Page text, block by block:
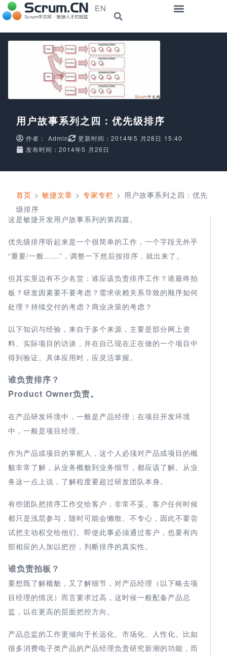
EN
用户故事系列之四：优先级排序
作者： Admin
更新时间：2014年5 月28日 15:40
发布时间：2014年5 月26日
首页 > 敏捷文章 > 专家专栏 > 用户故事系列之四：优先
级排序
这是敏捷开发用户故事系列的第四篇。
优先级排序听起来是一个很简单的工作，一个字段无外乎
“重要/一般……”，调整一下然后按排序，就出来了。
但其实里边有不少名堂：谁应该负责排序工作？谁最终拍
板？研发因素要不要考虑？需求依赖关系导致的顺序如何
处理？持续交付的考虑？商业决策的考虑？
以下知识与经验，来自于多个来源，主要是部分网上资
料、实际项目的访谈，并在自己现在正在做的一个项目中
得到验证。具体应用时，应灵活掌握。
谁负责排序？
Product Owner负责。
在产品研发环境中，一般是产品经理；在项目开发环境
中，一般是项目经理。
作为产品或项目的掌舵人，这个人必须对产品或项目的概
貌非常了解，从业务概貌到业务细节，都应该了解。从业
务这一点上说，了解程度要超过研发团队本身。
有些团队把排序工作交给客户，非常不妥。客户任何时候
都只是浅层参与，随时可能会懒散、不专心，因此不要尝
试把主动权交给他们。即使此事必须通过客户，也要有内
部相应的人加以把控，判断排序的真实性。
谁负责拍板？
要想既了解概貌，又了解细节，对产品经理（以下略去项
目经理的情况）而言要求过高，这时候一般配备产品总
监，以在更高的层面把控方向。
产品总监的工作更倾向于长远化、市场化、人性化。比如
很多消费电子类产品的产品经理负责研究新潮的功能，而